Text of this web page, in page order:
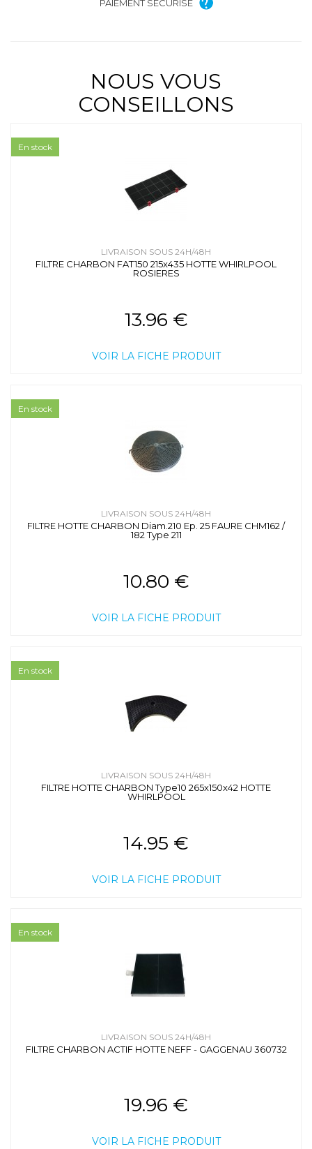
PAIEMENT SÉCURISÉ
NOUS VOUS
CONSEILLONS
LIVRAISON SOUS 24H/48H
FILTRE CHARBON FAT150 215x435 HOTTE WHIRLPOOL
ROSIERES
13.96 €
VOIR LA FICHE PRODUIT
En stock
LIVRAISON SOUS 24H/48H
FILTRE HOTTE CHARBON Diam.210 Ep. 25 FAURE CHM162 /
182 Type 211
10.80 €
VOIR LA FICHE PRODUIT
En stock
LIVRAISON SOUS 24H/48H
FILTRE HOTTE CHARBON Type10 265x150x42 HOTTE
WHIRLPOOL
14.95 €
VOIR LA FICHE PRODUIT
En stock
LIVRAISON SOUS 24H/48H
FILTRE CHARBON ACTIF HOTTE NEFF - GAGGENAU 360732
19.96 €
VOIR LA FICHE PRODUIT
En stock